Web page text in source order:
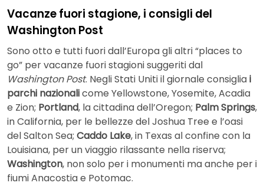
Vacanze fuori stagione, i consigli del
Washington Post
Sono otto e tutti fuori dall’Europa gli altri “places to
go” per vacanze fuori stagioni suggeriti dal
Washington Post. Negli Stati Uniti il giornale consigliai
parchi nazionalicome Yellowstone, Yosemite, Acadia
e Zion; Portland, la cittadina dell’Oregon; Palm Springs,
in California, per le bellezze del Joshua Tree e l’oasi
del Salton Sea; Caddo Lake, in Texas al confine con la
Louisiana, per un viaggio rilassante nella riserva;
Washington, non solo per i monumenti ma anche per i
fiumi Anacostia e Potomac.